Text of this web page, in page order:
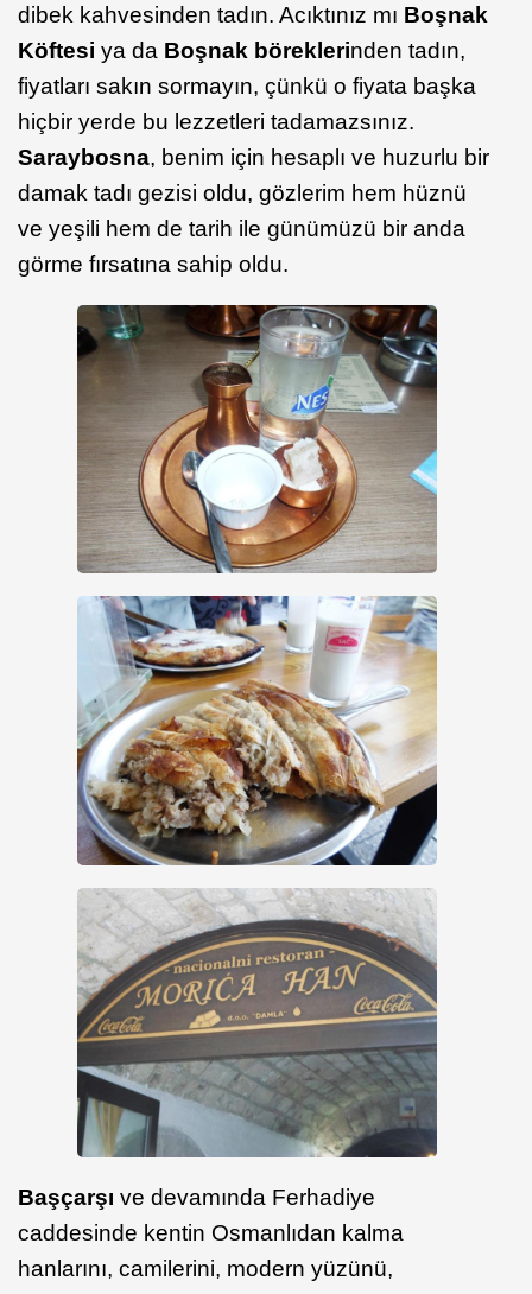
dibek kahvesinden tadın. Acıktınız mı Boşnak
Köftesi ya da Boşnak böreklerinden tadın,
fiyatları sakın sormayın, çünkü o fiyata başka
hiçbir yerde bu lezzetleri tadamazsınız.
Saraybosna, benim için hesaplı ve huzurlu bir
damak tadı gezisi oldu, gözlerim hem hüznü
ve yeşili hem de tarih ile günümüzü bir anda
görme fırsatına sahip oldu.
Başçarşı ve devamında Ferhadiye
caddesinde kentin Osmanlıdan kalma
hanlarını, camilerini, modern yüzünü,